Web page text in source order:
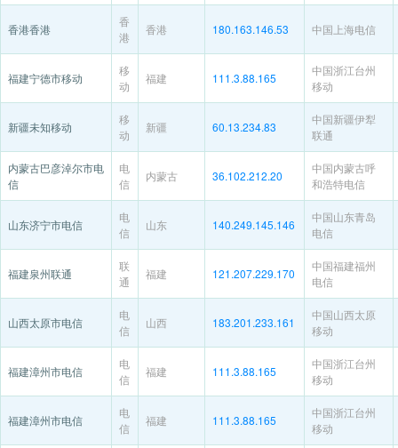
香港香港
香
港
香港 180.163.146.53 中国上海电信
福建宁德市移动
移
动
福建 111.3.88.165
中国浙江台州
移动
新疆未知移动
移
动
新疆 60.13.234.83
中国新疆伊犁
联通
内蒙古巴彦淖尔市电
信
电
信
内蒙古 36.102.212.20
中国内蒙古呼
和浩特电信
山东济宁市电信
电
信
山东 140.249.145.146
中国山东青岛
电信
福建泉州联通
联
通
福建 121.207.229.170
中国福建福州
电信
山西太原市电信
电
信
山西 183.201.233.161
中国山西太原
移动
福建漳州市电信
电
信
福建 111.3.88.165
中国浙江台州
移动
福建漳州市电信
电
信
福建 111.3.88.165
中国浙江台州
移动